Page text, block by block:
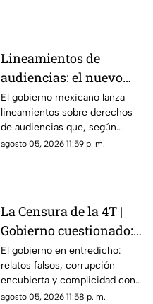
Lineamientos de
audiencias: el nuevo
mecanismo del
gobierno para censurar
medios y blindar la
corrupción en México
El gobierno mexicano lanza
lineamientos sobre derechos
de audiencias que, según
críticos, no protegen al
crimen organizado.
agosto 05, 2026 11:59 p. m.
La Censura de la 4T |
Gobierno cuestionado:
relatos falsos,
corrupción encubierta
y complicidad
El gobierno en entredicho:
relatos falsos, corrupción
encubierta y complicidad con
el crimen
agosto 05, 2026 11:58 p. m.